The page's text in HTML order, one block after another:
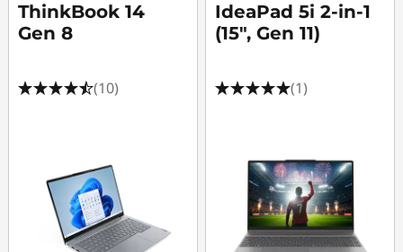
ThinkBook 14
Gen 8
(10)
IdeaPad 5i 2-in-1
(15", Gen 11)
(1)